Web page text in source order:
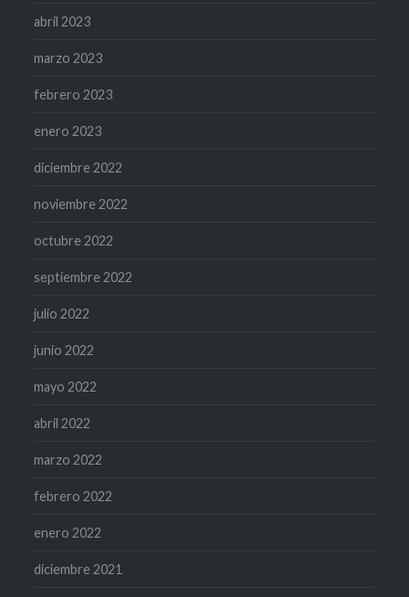
abril 2023
marzo 2023
febrero 2023
enero 2023
diciembre 2022
noviembre 2022
octubre 2022
septiembre 2022
julio 2022
junio 2022
mayo 2022
abril 2022
marzo 2022
febrero 2022
enero 2022
diciembre 2021